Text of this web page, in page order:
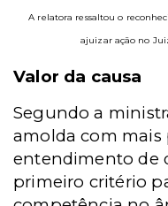
A relatora ressaltou o
ajuizar ação no
Valor da causa
Segundo a
amolda com mais
entendimento de
primeiro critério